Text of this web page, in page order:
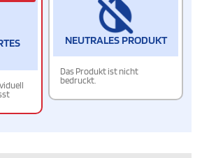
NEUTRALES PRODUKT
Das Produkt ist nicht
bedruckt.